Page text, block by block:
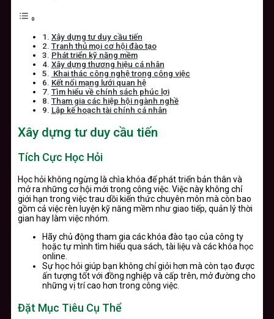
Xây dựng tư duy cầu tiến
Tranh thủ mọi cơ hội đào tạo
Phát triển kỹ năng mềm
Xây dựng thương hiệu cá nhân
Khai thác công nghệ trong công việc
Kết nối mạng lưới quan hệ
Tìm hiểu về chính sách phúc lợi
Tham gia các hiệp hội ngành nghề
Lập kế hoạch tài chính cá nhân
Xây dựng tư duy cầu tiến
Tích Cực Học Hỏi
Học hỏi không ngừng là chìa khóa để phát triển bản thân và
mở ra những cơ hội mới trong công việc. Việc này không chỉ
giới hạn trong việc trau dồi kiến thức chuyên môn mà còn bao
gồm cả việc rèn luyện kỹ năng mềm như giao tiếp, quản lý thời
gian hay làm việc nhóm.
Hãy chủ động tham gia các khóa đào tạo của công ty
hoặc tự mình tìm hiểu qua sách, tài liệu và các khóa học
online.
Sự học hỏi giúp bạn không chỉ giỏi hơn mà còn tạo được
ấn tượng tốt với đồng nghiệp và cấp trên, mở đường cho
những vị trí cao hơn trong công việc.
Đặt Mục Tiêu Cụ Thể